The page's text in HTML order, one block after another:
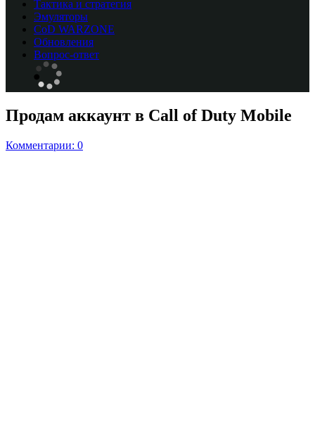
Тактика и стратегия
Эмуляторы
CоD WARZONE
Обновления
Вопрос-ответ
Продам аккаунт в Call of Duty Mobile
Комментарии: 0